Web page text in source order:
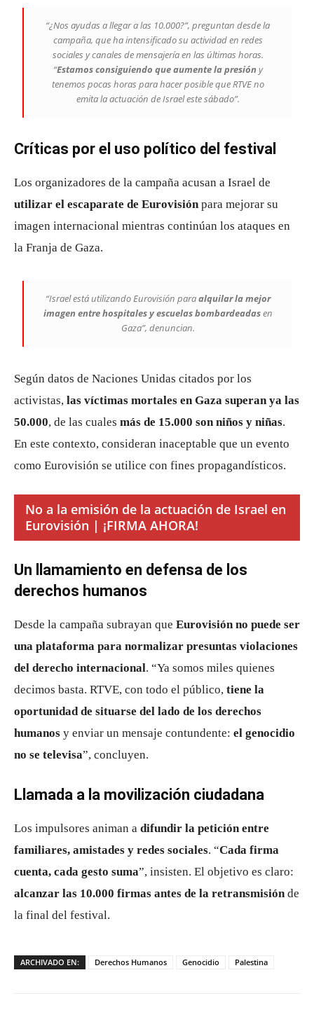
“¿Nos ayudas a llegar a las 10.000?”, preguntan desde la
campaña, que ha intensificado su actividad en redes
sociales y canales de mensajería en las últimas horas.
“Estamos consiguiendo que aumente la presión y
tenemos pocas horas para hacer posible que RTVE no
emita la actuación de Israel este sábado”.
Críticas por el uso político del festival
Los organizadores de la campaña acusan a Israel de
utilizar el escaparate de Eurovisiónpara mejorar su
imagen internacional mientras continúan los ataques en
la Franja de Gaza.
“Israel está utilizando Eurovisión paraalquilar la mejor
imagen entre hospitales y escuelas bombardeadasen
Gaza”, denuncian.
Según datos de Naciones Unidas citados por los
activistas, las víctimas mortales en Gaza superan ya las
50.000, de las cuales más de 15.000 son niños y niñas.
En este contexto, consideran inaceptable que un evento
como Eurovisión se utilice con fines propagandísticos.
No a la emisión de la actuación de Israel en
Eurovisión | ¡FIRMA AHORA!
Un llamamiento en defensa de los
derechos humanos
Desde la campaña subrayan que Eurovisión no puede ser
una plataforma para normalizar presuntas violaciones
del derecho internacional. “Ya somos miles quienes
decimos basta. RTVE, con todo el público, tiene la
oportunidad de situarse del lado de los derechos
humanos y enviar un mensaje contundente: el genocidio
no se televisa”, concluyen.
Llamada a la movilización ciudadana
Los impulsores animan a difundir la petición entre
familiares, amistades y redes sociales. “Cada firma
cuenta, cada gesto suma”, insisten. El objetivo es claro:
alcanzar las 10.000 firmas antes de la retransmisiónde
la final del festival.
ARCHIVADO EN: Derechos Humanos Genocidio Palestina